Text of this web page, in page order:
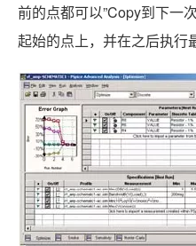
前的点都可以”Copy到下一
起始的点上，并在之后执行